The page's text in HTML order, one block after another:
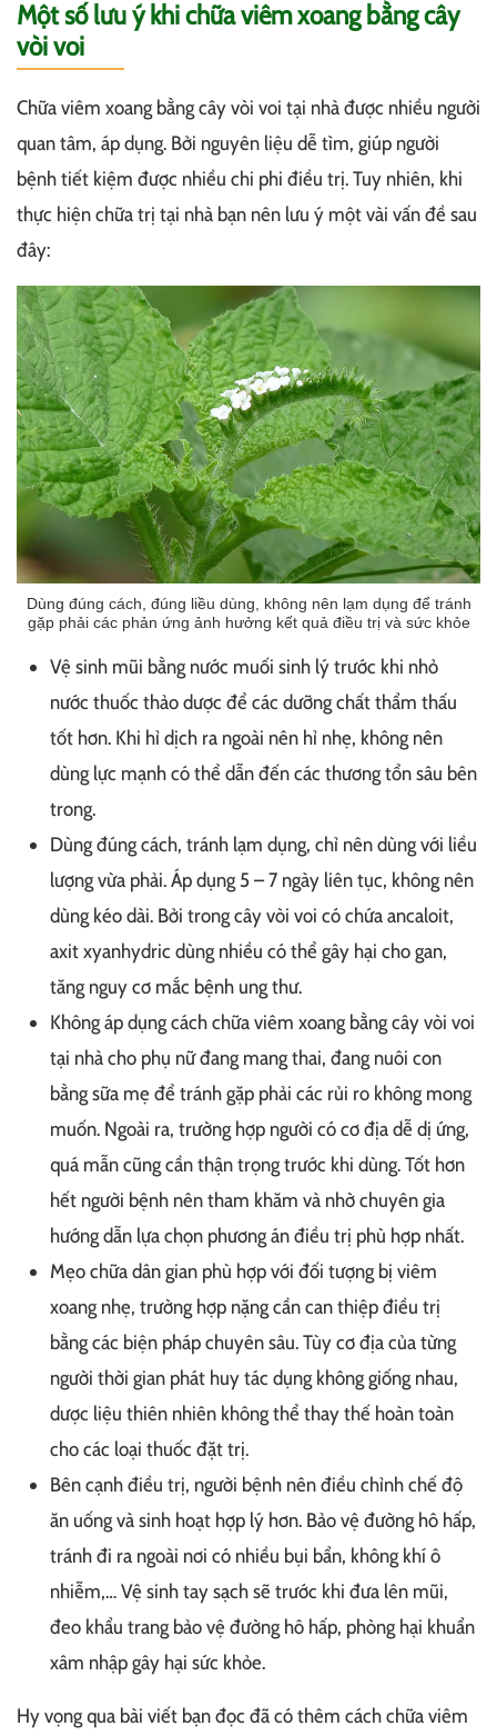
Một số lưu ý khi chữa viêm xoang bằng cây
vòi voi
Chữa viêm xoang bằng cây vòi voi tại nhà được nhiều người
quan tâm, áp dụng. Bởi nguyên liệu dễ tìm, giúp người
bệnh tiết kiệm được nhiều chi phi điều trị. Tuy nhiên, khi
thực hiện chữa trị tại nhà bạn nên lưu ý một vài vấn đề sau
đây:
Dùng đúng cách, đúng liều dùng, không nên lạm dụng để tránh
gặp phải các phản ứng ảnh hưởng kết quả điều trị và sức khỏe
Vệ sinh mũi bằng nước muối sinh lý trước khi nhỏ
nước thuốc thảo dược để các dưỡng chất thẩm thấu
tốt hơn. Khi hỉ dịch ra ngoài nên hỉ nhẹ, không nên
dùng lực mạnh có thể dẫn đến các thương tổn sâu bên
trong.
Dùng đúng cách, tránh lạm dụng, chỉ nên dùng với liều
lượng vừa phải. Áp dụng 5 – 7 ngày liên tục, không nên
dùng kéo dài. Bởi trong cây vòi voi có chứa ancaloit,
axit xyanhydric dùng nhiều có thể gây hại cho gan,
tăng nguy cơ mắc bệnh ung thư.
Không áp dụng cách chữa viêm xoang bằng cây vòi voi
tại nhà cho phụ nữ đang mang thai, đang nuôi con
bằng sữa mẹ để tránh gặp phải các rủi ro không mong
muốn. Ngoài ra, trường hợp người có cơ địa dễ dị ứng,
quá mẫn cũng cần thận trọng trước khi dùng. Tốt hơn
hết người bệnh nên tham khăm và nhờ chuyên gia
hướng dẫn lựa chọn phương án điều trị phù hợp nhất.
Mẹo chữa dân gian phù hợp với đối tượng bị viêm
xoang nhẹ, trường hợp nặng cần can thiệp điều trị
bằng các biện pháp chuyên sâu. Tùy cơ địa của từng
người thời gian phát huy tác dụng không giống nhau,
dược liệu thiên nhiên không thể thay thế hoàn toàn
cho các loại thuốc đặt trị.
Bên cạnh điều trị, người bệnh nên điều chỉnh chế độ
ăn uống và sinh hoạt hợp lý hơn. Bảo vệ đường hô hấp,
tránh đi ra ngoài nơi có nhiều bụi bẩn, không khí ô
nhiễm,… Vệ sinh tay sạch sẽ trước khi đưa lên mũi,
đeo khẩu trang bảo vệ đường hô hấp, phòng hại khuẩn
xâm nhập gây hại sức khỏe.
Hy vọng qua bài viết bạn đọc đã có thêm cách chữa viêm